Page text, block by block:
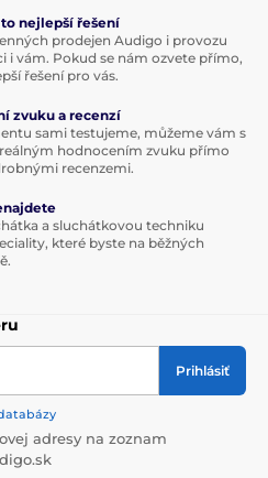
nejlepší řešení
prodejen Audigo i provozu
i vám. Pokud se nám ozvete přímo,
řešení pro vás.
zvuku a recenzí
sami testujeme, můžeme vám s
hodnocením zvuku přímo
recenzemi.
a sluchátkovou techniku
které byste na běžných
Prihlásiť
adresy na zoznam